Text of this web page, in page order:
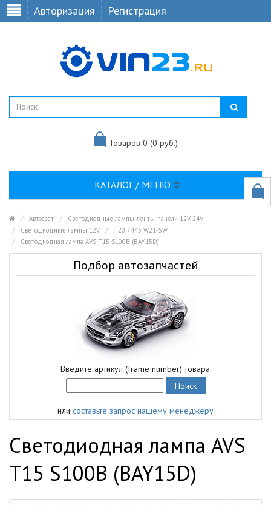
Авторизация Регистрация
Товаров 0 (0 руб.)
КАТАЛОГ / МЕНЮ
Автосвет
Светодиодные лампы-ленты-панели 12V 24V
Светодиодные лампы 12V
T20 7443 W21-5W
Светодиодная лампа AVS T15 S100B (BAY15D)
Подбор автозапчастей
Введите артикул (frame number) товара:
или составьте запрос нашему менеджеру
Светодиодная лампа AVS
T15 S100B (BAY15D)